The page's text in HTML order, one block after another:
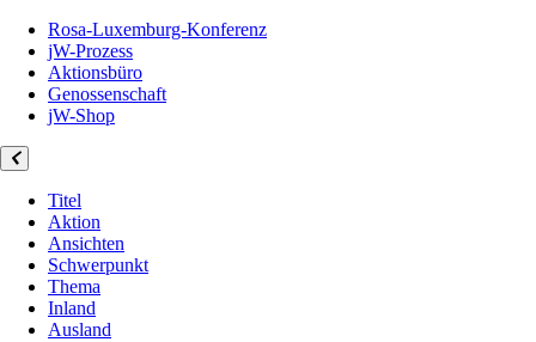
Rosa-Luxemburg-Konferenz
jW-Prozess
Aktionsbüro
Genossenschaft
jW-Shop
Titel
Aktion
Ansichten
Schwerpunkt
Thema
Inland
Ausland